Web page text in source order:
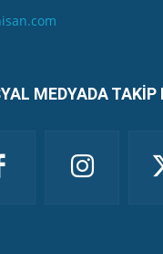
MEDYADA TAKİP